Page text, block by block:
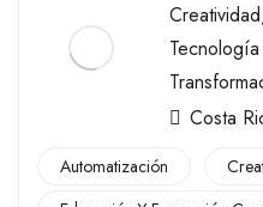
Creatividad
Costa
Automatización